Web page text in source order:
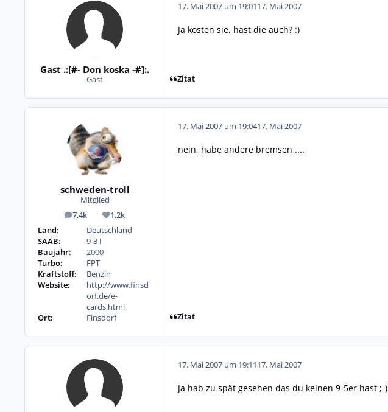
Gast .:[#- Don koska -#]:.
Gast
17. Mai 2007 um 19:0117. Mai 2007
Ja kosten sie, hast die auch? :)
Zitat
schweden-troll
Mitglied
7,4k
Beiträge 1,2k
Reputation
Land:
Deutschland
SAAB:
9-3 I
Baujahr:
2000
Turbo:
FPT
Kraftstoff:
Benzin
Website:
http://www.finsd
orf.de/e-
cards.html
Ort:
Finsdorf
17. Mai 2007 um 19:0417. Mai 2007
nein, habe andere bremsen ....
Zitat
17. Mai 2007 um 19:1117. Mai 2007
Ja hab zu spät gesehen das du keinen 9-5er hast ;-)